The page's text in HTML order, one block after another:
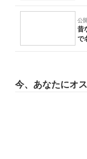
公
昔
で
今、あなたにオ